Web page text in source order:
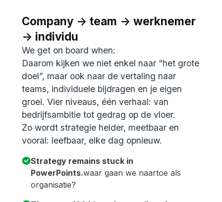
Company -> team -> werknemer
-> individu
We get on board when:
Daarom kijken we niet enkel naar “het grote
doel”, maar ook naar de vertaling naar
teams, individuele bijdragen en je eigen
groei. Vier niveaus, één verhaal: van
bedrijfsambitie tot gedrag op de vloer.
Zo wordt strategie helder, meetbaar en
vooral: leefbaar, elke dag opnieuw.
Strategy remains stuck in
PowerPoints.waar gaan we naartoe als
organisatie?